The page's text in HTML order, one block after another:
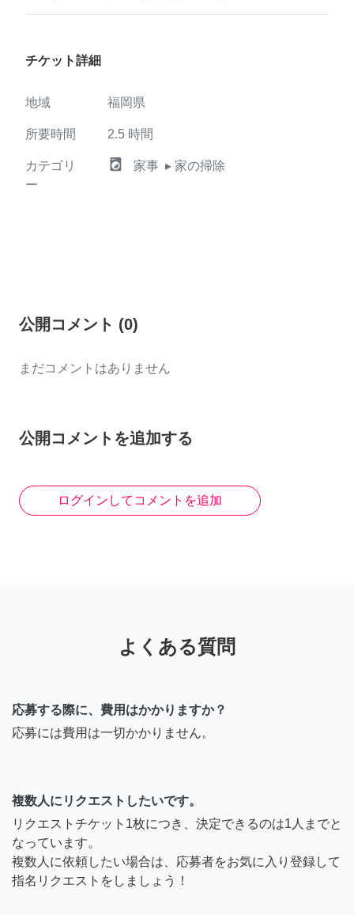
チケット詳細
地域 福岡県
所要時間 2.5 時間
カテゴリ
ー
local_laundry_service 家事 ▸ 家の掃除
公開コメント (0)
まだコメントはありません
公開コメントを追加する
ログインしてコメントを追加
よくある質問
応募する際に、費用はかかりますか？
応募には費用は一切かかりません。
複数人にリクエストしたいです。
リクエストチケット1枚につき、決定できるのは1人までと
なっています。
複数人に依頼したい場合は、応募者をお気に入り登録して
指名リクエストをしましょう！